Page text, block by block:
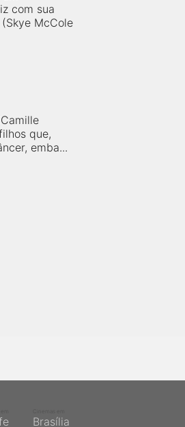
com sua
McCole
que,
emba...
Brasília